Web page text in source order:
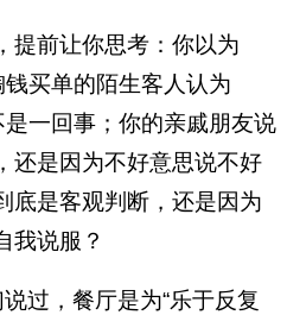
提前让你思考：你以为
钱买单的陌生客人认为
是一回事；你的亲戚朋友说
还是因为不好意思说不好
底是客观判断，还是因为
我说服？
过，餐厅是为“乐于反复